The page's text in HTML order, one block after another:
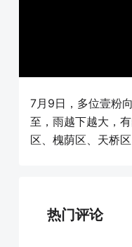
7月9日，多位壹粉
至，雨越下越大，
区、槐荫区、天桥
热门评论